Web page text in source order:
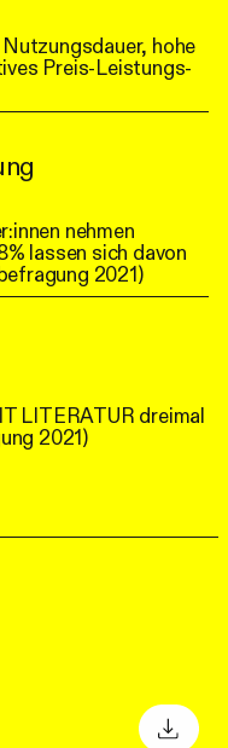
hohe
Preis-Leistungs-
nehmen
lassen sich davon
2021)
LITERATUR dreimal
2021)